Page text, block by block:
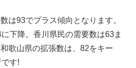
は93でプラス傾向となります。
下降。香川県民の需要数は63ま
歌山県の拡張数は、82をキー
す!